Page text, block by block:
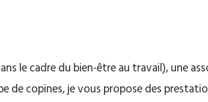
le cadre du bien-être au travail), une
copines, je vous propose des